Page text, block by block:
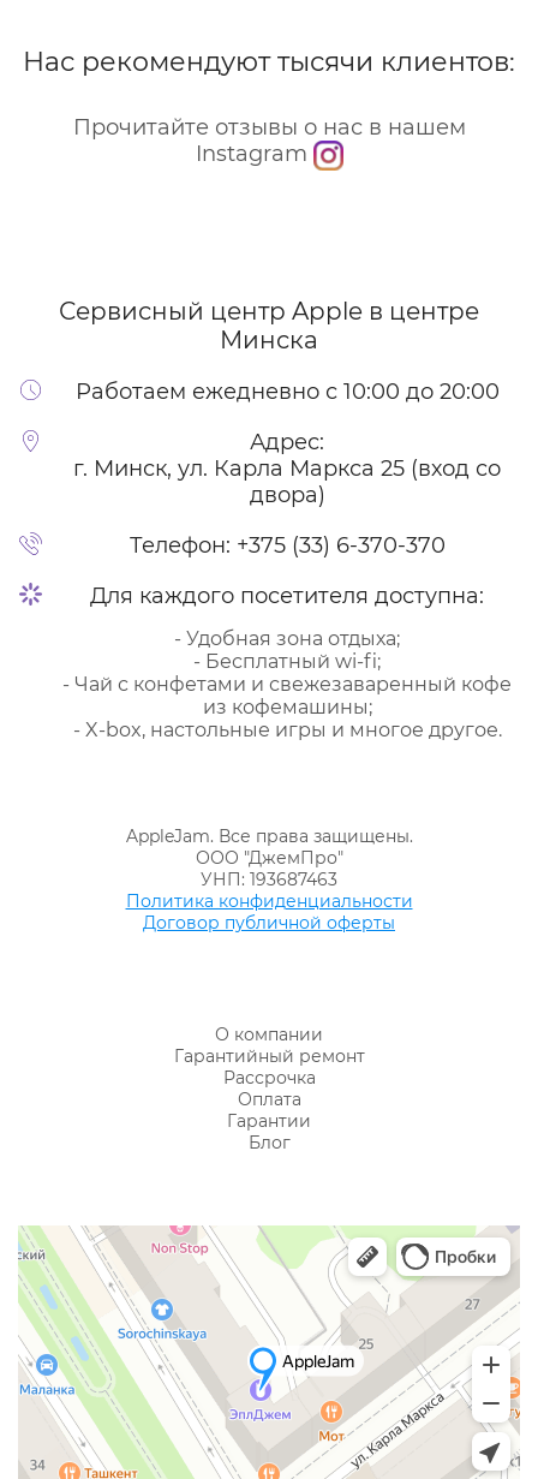
Нас рекомендуют тысячи клиентов:
Прочитайте отзывы о нас в нашем
Instagram
Сервисный центр Apple в центре
Минска
Работаем ежедневно с 10:00 до 20:00
Адрес:
г. Минск, ул. Карла Маркса 25 (вход со
двора)
Телефон: +375 (33) 6-370-370
Для каждого посетителя доступна:
- Удобная зона отдыха;
- Бесплатный wi-fi;
- Чай с конфетами и свежезаваренный кофе
из кофемашины;
- X-box, настольные игры и многое другое.
AppleJam. Все права защищены.
ООО "ДжемПро"
УНП: 193687463
Политика конфиденциальности
Договор публичной оферты
О компании
Гарантийный ремонт
Рассрочка
Оплата
Гарантии
Блог